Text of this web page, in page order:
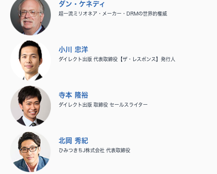
ダン・ケネディ
超一流ミリオネア・メーカー・DRMの世界的権威
小川 忠洋
ダイレクト出版 代表取締役【ザ・レスポンス】発行人
寺本 隆裕
ダイレクト出版 取締役 セールスライター
北岡 秀紀
ひみつきちJ株式会社 代表取締役